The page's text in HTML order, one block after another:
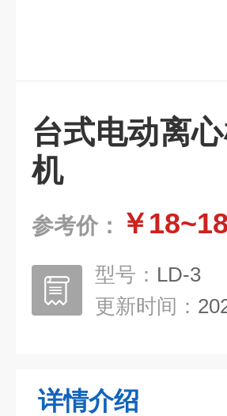
台式电动离
机
参考价： ￥18~18
型号： LD-3
更新时间：
详情介绍